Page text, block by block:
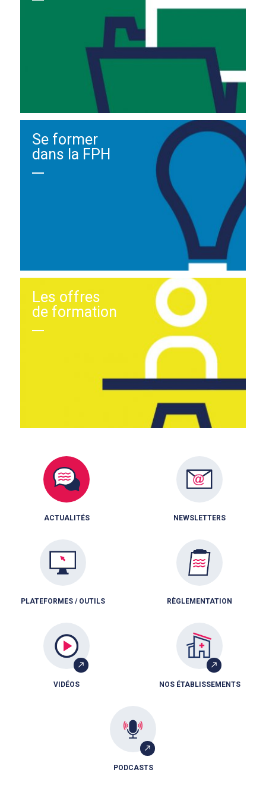
Se former
dans la FPH
Les offres
de formation
ACTUALITÉS NEWSLETTERS
PLATEFORMES / OUTILS RÈGLEMENTATION
VIDÉOS NOS ÉTABLISSEMENTS
PODCASTS